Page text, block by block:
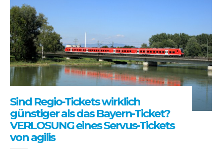
Sind Regio-Tickets wirklich
günstiger als das Bayern-Ticket?
VERLOSUNG eines Servus-Tickets
von agilis